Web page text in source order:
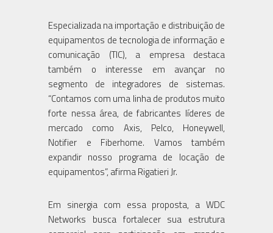
Especializada na importação e distribuição de
equipamentos de tecnologia de informação e
comunicação (TIC), a empresa destaca
também o interesse em avançar no
segmento de integradores de sistemas.
“Contamos com uma linha de produtos muito
forte nessa área, de fabricantes líderes de
mercado como Axis, Pelco, Honeywell,
Notifier e Fiberhome. Vamos também
expandir nosso programa de locação de
equipamentos”, afirma Rigatieri Jr.
Em sinergia com essa proposta, a WDC
Networks busca fortalecer sua estrutura